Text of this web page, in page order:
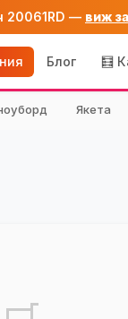
20061RD — виж
Блог 🧮
Якета